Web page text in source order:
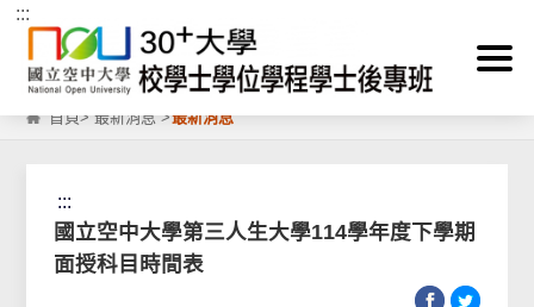
跳到主要內容區塊
:::
首頁>最新消息>最新消息
:::
國立空中大學第三人生大學114學年度下學期
面授科目時間表